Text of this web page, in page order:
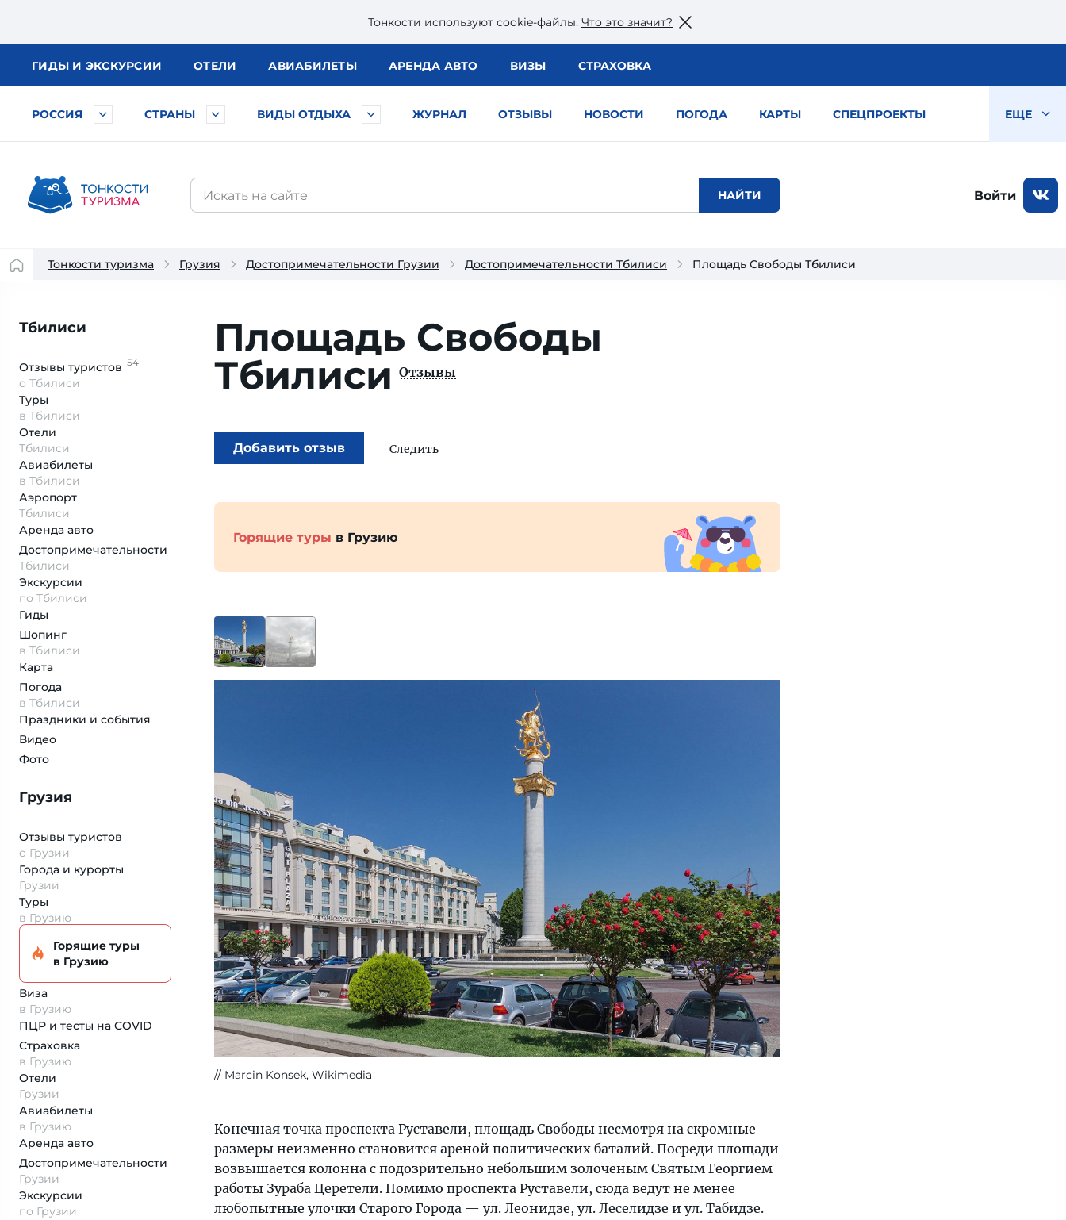
Тонкости используют сookie-файлы. Что это значит?
ГИДЫ И ЭКСКУРСИИ ОТЕЛИ АВИАБИЛЕТЫ АРЕНДА АВТО ВИЗЫ СТРАХОВКА
РОССИЯ СТРАНЫ ВИДЫ ОТДЫХА ЖУРНАЛ ОТЗЫВЫ НОВОСТИ ПОГОДА КАРТЫ СПЕЦПРОЕКТЫ ЕЩЕ
Войти
Тонкости туризма Грузия Достопримечательности Грузии Достопримечательности Тбилиси Площадь Свободы Тбилиси
Тбилиси
Отзывы туристов 54
о Тбилиси
Туры
в Тбилиси
Отели
Тбилиси
Авиабилеты
в Тбилиси
Аэропорт
Тбилиси
Аренда авто
Достопримеча­тельности
Тбилиси
Экскурсии
по Тбилиси
Гиды
Шопинг
в Тбилиси
Карта
Погода
в Тбилиси
Праздники и события
Видео
Фото
Грузия
Отзывы туристов
о Грузии
Города и курорты
Грузии
Туры
в Грузию
Горящие туры
в Грузию
Виза
в Грузию
ПЦР и тесты на COVID
Страховка
в Грузию
Отели
Грузии
Авиабилеты
в Грузию
Аренда авто
Достопримеча­тельности
Грузии
Экскурсии
по Грузии
Площадь Свободы
Тбилиси Отзывы
Добавить отзыв Следить
Горящие туры в Грузию
Marcin Konsek, Wikimedia
Конечная точка проспекта Руставели, площадь Свободы несмотря на скромные
размеры неизменно становится ареной политических баталий. Посреди площади
возвышается колонна с подозрительно небольшим золоченым Святым Георгием
работы Зураба Церетели. Помимо проспекта Руставели, сюда ведут не менее
любопытные улочки Старого Города — ул. Леонидзе, ул. Леселидзе и ул. Табидзе.